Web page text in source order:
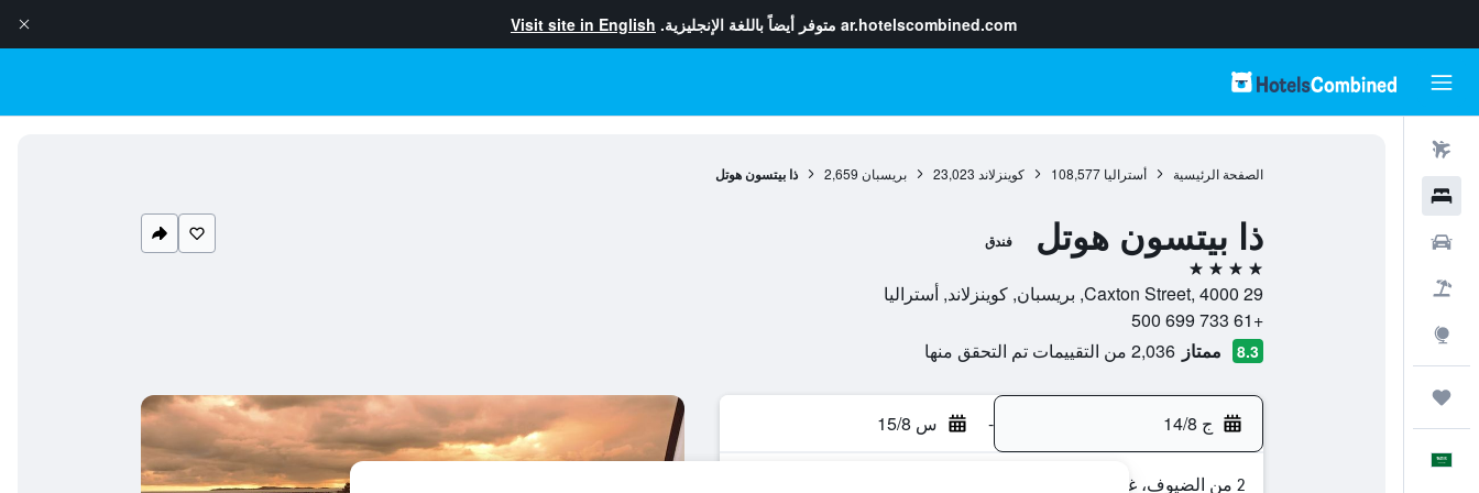
ar.hotelscombined.com متوفر أيضاً باللغة الإنجليزية. Visit site in English
الصفحة الرئيسية أستراليا 108,577 كوينزلاند 23,023 بريسبان 2,659 ذا بيتسون هوتل
ذا بيتسون هوتل فندق
4 نجوم
29 Caxton Street, 4000, بريسبان, كوينزلاند, أستراليا
+61 733 699 500
8.3 ممتاز 2,036 من التقييمات تم التحقق منها
ج 14/8 - س 15/8
2 من الضيوف، غرفة واحدة